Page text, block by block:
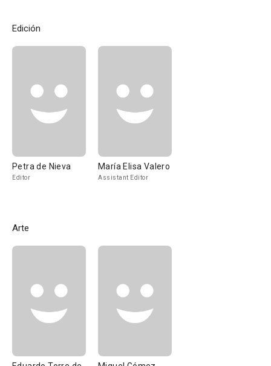
Edición
Petra de Nieva
Editor
María Elisa Valero
Assistant Editor
Arte